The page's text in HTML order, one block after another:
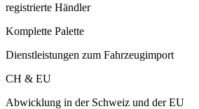
registrierte Händler
Komplette Palette
Dienstleistungen zum Fahrzeugimport
CH & EU
Abwicklung in der Schweiz und der EU